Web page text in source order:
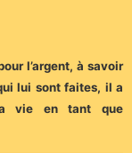
l’argent, à savoir
lui sont faites, il a
vie en tant que